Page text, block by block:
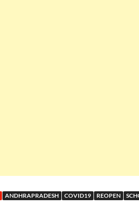
ANDHRAPRADESH COVID19 REOPEN